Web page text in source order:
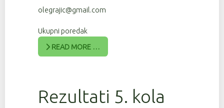
olegrajic@gmail.com
Ukupni poredak
READ MORE …
Rezultati 5. kola